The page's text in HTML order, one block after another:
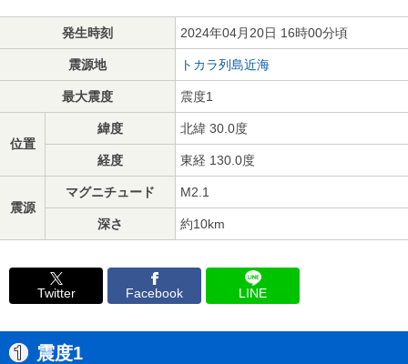
発生時刻 2024年04月20日 16時00分頃
震源地 トカラ列島近海
最大震度 震度1
位置
緯度 北緯 30.0度
経度 東経 130.0度
震源
マグニチュード M2.1
深さ 約10km
Twitter Facebook LINE
震度1